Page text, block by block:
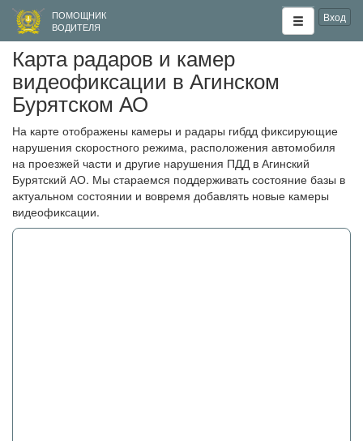
ПОМОЩНИК
ВОДИТЕЛЯ
Вход
Карта радаров и камер
видеофиксации в Агинском
Бурятском АО
На карте отображены камеры и радары гибдд фиксирующие
нарушения скоростного режима, расположения автомобиля
на проезжей части и другие нарушения ПДД в Агинский
Бурятский АО. Мы стараемся поддерживать состояние базы в
актуальном состоянии и вовремя добавлять новые камеры
видеофиксации.